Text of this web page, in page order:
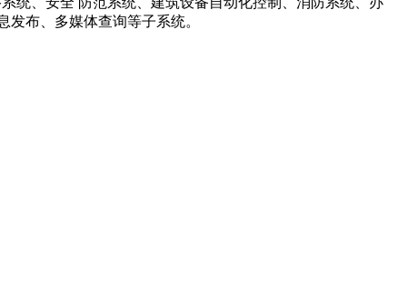
布、多媒体查询等子系统。